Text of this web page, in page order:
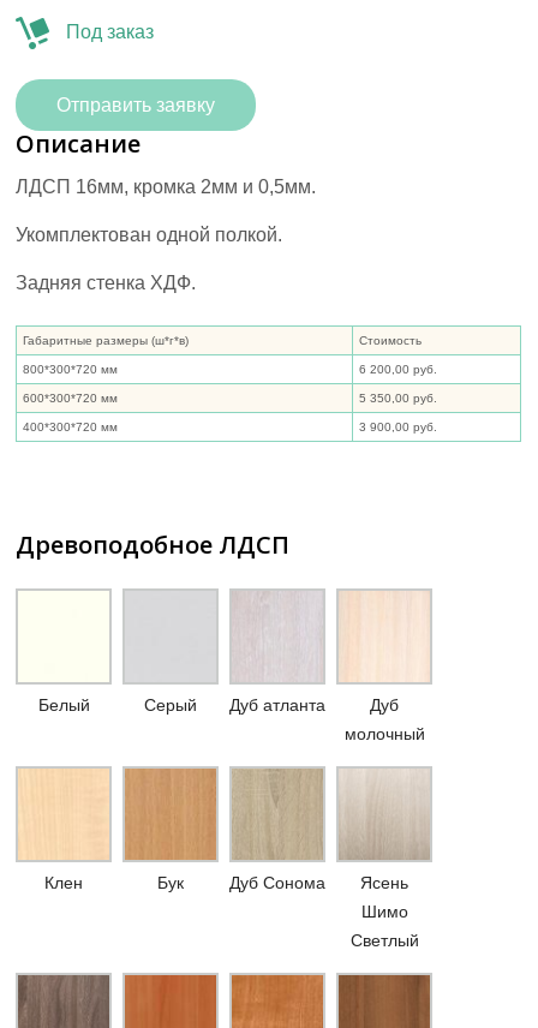
Под заказ
Отправить заявку
Описание
ЛДСП 16мм, кромка 2мм и 0,5мм.
Укомплектован одной полкой.
Задняя стенка ХДФ.
Габаритные размеры (ш*г*в) Стоимость
800*300*720 мм 6 200,00 руб.
600*300*720 мм 5 350,00 руб.
400*300*720 мм 3 900,00 руб.
Древоподобное ЛДСП
Белый Серый Дуб атланта
Дуб
молочный
Клен Бук Дуб Сонома
Ясень
Шимо
Светлый